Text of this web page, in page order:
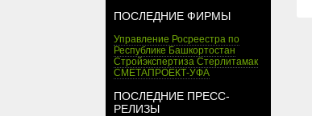
ПОСЛЕДНИЕ ФИРМЫ
Управление Росреестра по
Республике Башкортостан
Стройэкспертиза Стерлитамак
СМЕТАПРОЕКТ-УФА
ПОСЛЕДНИЕ ПРЕСС-
РЕЛИЗЫ